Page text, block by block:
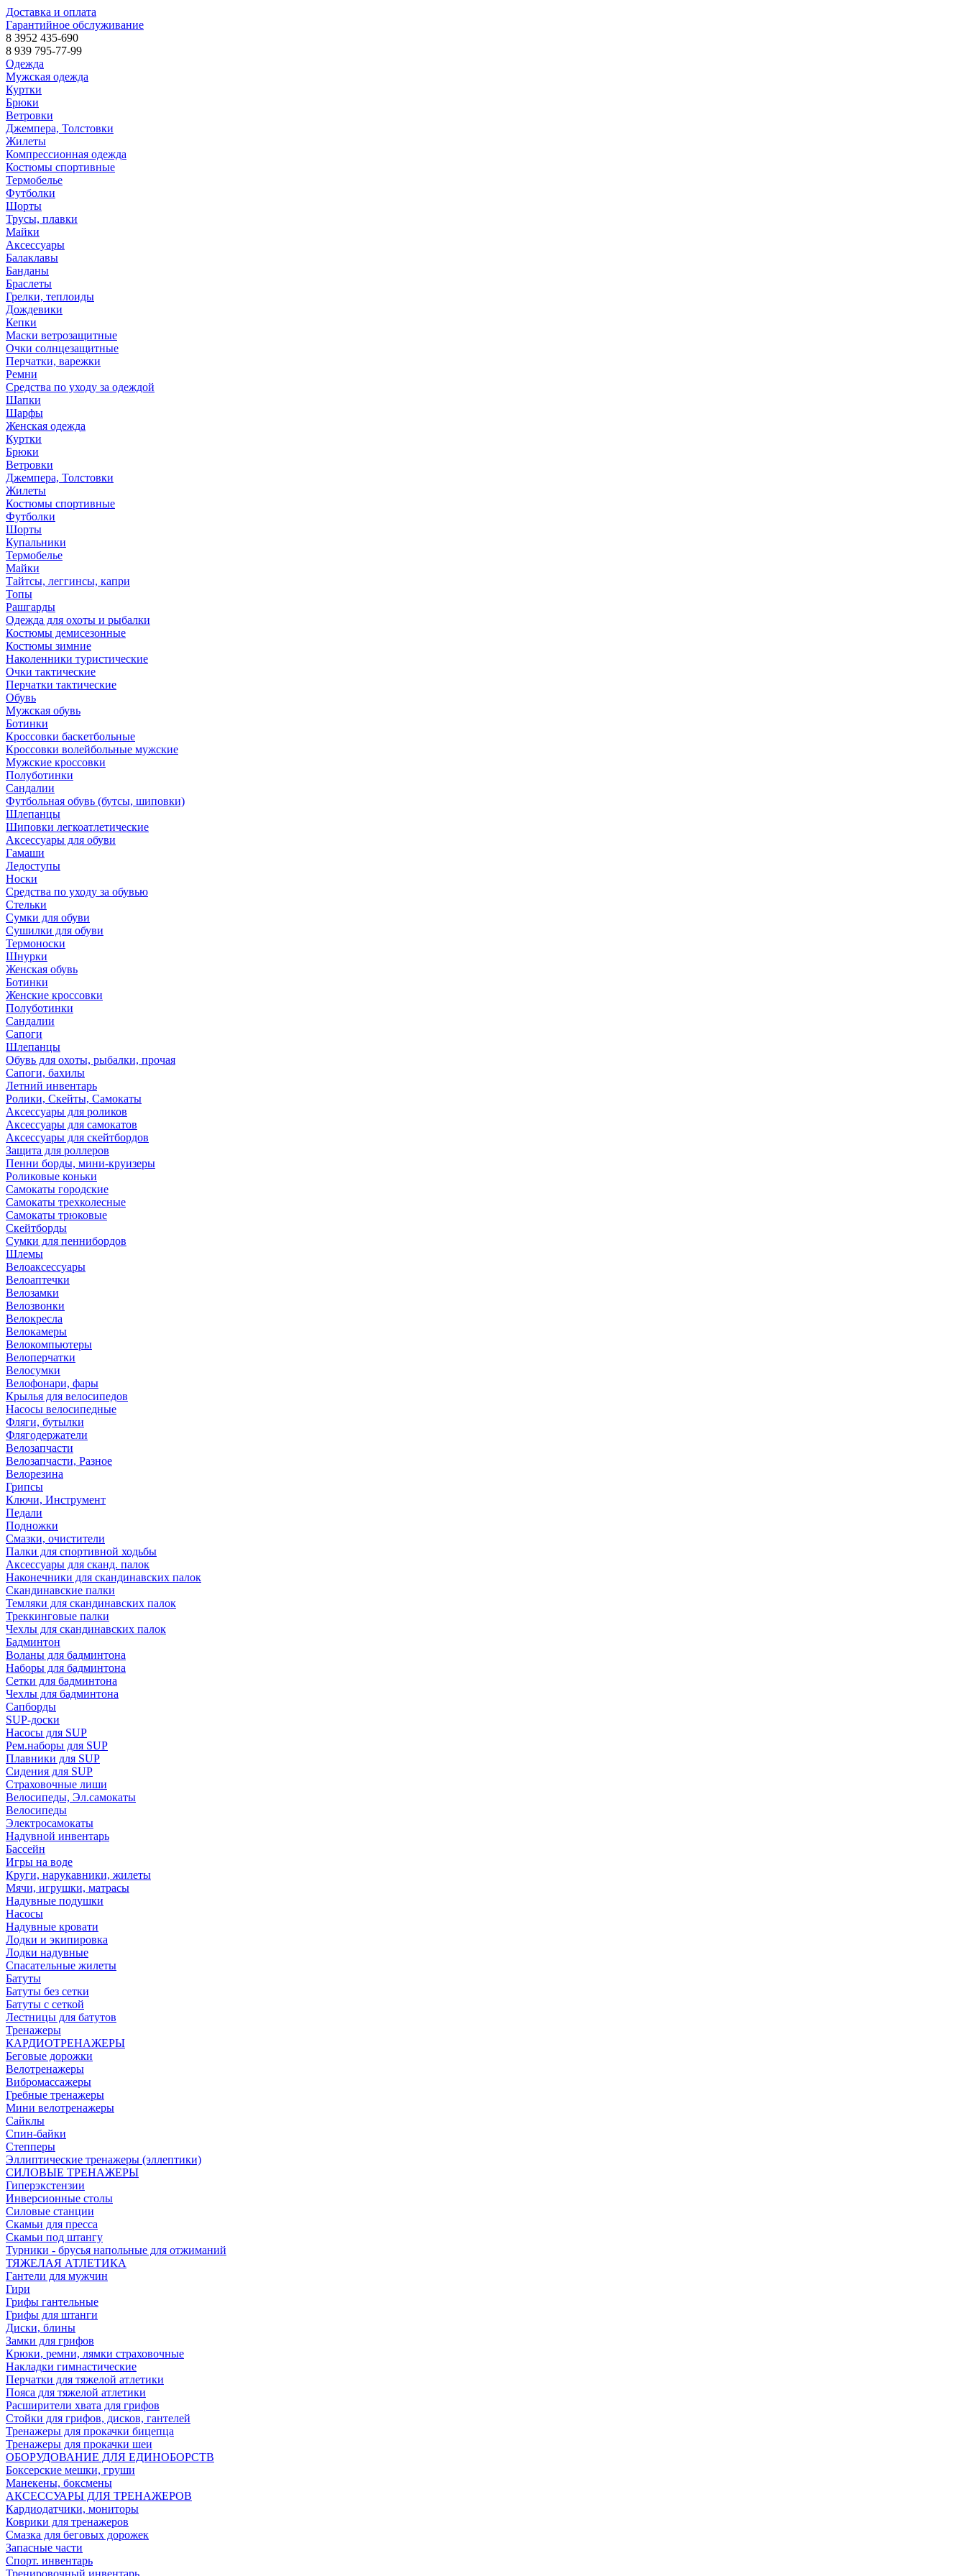
Доставка и оплата
Гарантийное обслуживание
8 3952 435-690
8 939 795-77-99
Одежда
Мужская одежда
Куртки
Брюки
Ветровки
Джемпера, Толстовки
Жилеты
Компрессионная одежда
Костюмы спортивные
Термобелье
Футболки
Шорты
Трусы, плавки
Майки
Аксессуары
Балаклавы
Банданы
Браслеты
Грелки, теплоиды
Дождевики
Кепки
Маски ветрозащитные
Очки солнцезащитные
Перчатки, варежки
Ремни
Средства по уходу за одеждой
Шапки
Шарфы
Женская одежда
Куртки
Брюки
Ветровки
Джемпера, Толстовки
Жилеты
Костюмы спортивные
Футболки
Шорты
Купальники
Термобелье
Майки
Тайтсы, леггинсы, капри
Топы
Рашгарды
Одежда для охоты и рыбалки
Костюмы демисезонные
Костюмы зимние
Наколенники туристические
Очки тактические
Перчатки тактические
Обувь
Мужская обувь
Ботинки
Кроссовки баскетбольные
Кроссовки волейбольные мужские
Мужские кроссовки
Полуботинки
Сандалии
Футбольная обувь (бутсы, шиповки)
Шлепанцы
Шиповки легкоатлетические
Аксессуары для обуви
Гамаши
Ледоступы
Носки
Средства по уходу за обувью
Стельки
Сумки для обуви
Сушилки для обуви
Термоноски
Шнурки
Женская обувь
Ботинки
Женские кроссовки
Полуботинки
Сандалии
Сапоги
Шлепанцы
Обувь для охоты, рыбалки, прочая
Сапоги, бахилы
Летний инвентарь
Ролики, Скейты, Самокаты
Аксессуары для роликов
Аксессуары для самокатов
Аксессуары для скейтбордов
Защита для роллеров
Пенни борды, мини-круизеры
Роликовые коньки
Самокаты городские
Самокаты трехколесные
Самокаты трюковые
Скейтборды
Сумки для пеннибордов
Шлемы
Велоаксессуары
Велоаптечки
Велозамки
Велозвонки
Велокресла
Велокамеры
Велокомпьютеры
Велоперчатки
Велосумки
Велофонари, фары
Крылья для велосипедов
Насосы велосипедные
Фляги, бутылки
Флягодержатели
Велозапчасти
Велозапчасти, Разное
Велорезина
Грипсы
Ключи, Инструмент
Педали
Подножки
Смазки, очистители
Палки для спортивной ходьбы
Аксессуары для сканд. палок
Наконечники для скандинавских палок
Скандинавские палки
Темляки для скандинавских палок
Треккинговые палки
Чехлы для скандинавских палок
Бадминтон
Воланы для бадминтона
Наборы для бадминтона
Сетки для бадминтона
Чехлы для бадминтона
Сапборды
SUP-доски
Насосы для SUP
Рем.наборы для SUP
Плавники для SUP
Сидения для SUP
Страховочные лиши
Велосипеды, Эл.самокаты
Велосипеды
Электросамокаты
Надувной инвентарь
Бассейн
Игры на воде
Круги, нарукавники, жилеты
Мячи, игрушки, матрасы
Надувные подушки
Насосы
Надувные кровати
Лодки и экипировка
Лодки надувные
Спасательные жилеты
Батуты
Батуты без сетки
Батуты с сеткой
Лестницы для батутов
Тренажеры
КАРДИОТРЕНАЖЕРЫ
Беговые дорожки
Велотренажеры
Вибромассажеры
Гребные тренажеры
Мини велотренажеры
Сайклы
Спин-байки
Степперы
Эллиптические тренажеры (эллептики)
СИЛОВЫЕ ТРЕНАЖЕРЫ
Гиперэкстензии
Инверсионные столы
Силовые станции
Скамьи для пресса
Скамьи под штангу
Турники - брусья напольные для отжиманий
ТЯЖЕЛАЯ АТЛЕТИКА
Гантели для мужчин
Гири
Грифы гантельные
Грифы для штанги
Диски, блины
Замки для грифов
Крюки, ремни, лямки страховочные
Накладки гимнастические
Перчатки для тяжелой атлетики
Пояса для тяжелой атлетики
Расширители хвата для грифов
Стойки для грифов, дисков, гантелей
Тренажеры для прокачки бицепца
Тренажеры для прокачки шеи
ОБОРУДОВАНИЕ ДЛЯ ЕДИНОБОРСТВ
Боксерские мешки, груши
Манекены, боксмены
АКСЕССУАРЫ ДЛЯ ТРЕНАЖЕРОВ
Кардиодатчики, мониторы
Коврики для тренажеров
Смазка для беговых дорожек
Запасные части
Спорт. инвентарь
Тренировочный инвентарь